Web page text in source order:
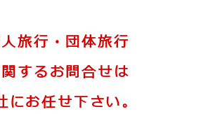
旅行・団体旅行
するお問合せは
にお任せ下さい。